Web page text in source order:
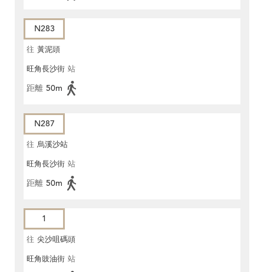
N283
往 黃泥頭
旺角長沙街 站
距離 50m
N287
往 烏溪沙站
旺角長沙街 站
距離 50m
1
往 尖沙咀碼頭
旺角豉油街 站